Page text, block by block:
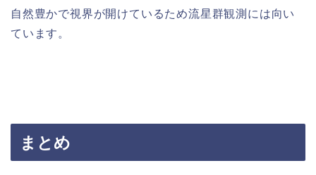
自然豊かで視界が開けているため流星群観測には向い
ています。
まとめ